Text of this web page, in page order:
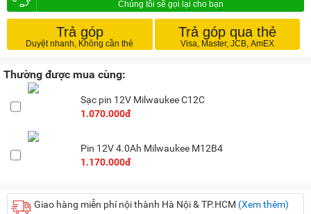
Trả góp Trả góp qua thẻ
Thường được mua cùng:
Sạc pin 12V Milwaukee C12C
1.070.000đ
Pin 12V 4.0Ah Milwaukee M12B4
1.170.000đ
Giao hàng miễn phí nội thành Hà Nội & TP.HCM (Xem thêm)